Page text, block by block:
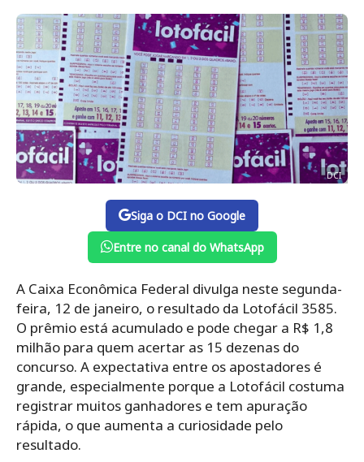
DCI
Siga o DCI no Google
Entre no canal do WhatsApp
A Caixa Econômica Federal divulga neste segunda-
feira, 12 de janeiro, o resultado da Lotofácil 3585.
O prêmio está acumulado e pode chegar a R$ 1,8
milhão para quem acertar as 15 dezenas do
concurso. A expectativa entre os apostadores é
grande, especialmente porque a Lotofácil costuma
registrar muitos ganhadores e tem apuração
rápida, o que aumenta a curiosidade pelo
resultado.